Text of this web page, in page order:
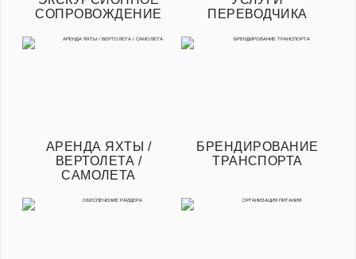
СОПРОВОЖДЕНИЕ
ПЕРЕВОДЧИКА
АРЕНДА ЯХТЫ /
ВЕРТОЛЕТА /
САМОЛЕТА
БРЕНДИРОВАНИЕ
ТРАНСПОРТА